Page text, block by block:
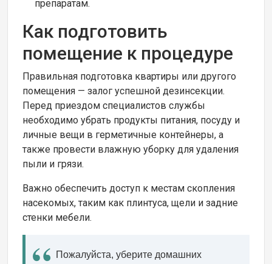
препаратам.
Как подготовить
помещение к процедуре
Правильная подготовка квартиры или другого
помещения — залог успешной дезинсекции.
Перед приездом специалистов службы
необходимо убрать продукты питания, посуду и
личные вещи в герметичные контейнеры, а
также провести влажную уборку для удаления
пыли и грязи.
Важно обеспечить доступ к местам скопления
насекомых, таким как плинтуса, щели и задние
стенки мебели.
Пожалуйста, уберите домашних